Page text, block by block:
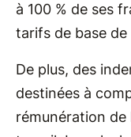
à 100 % de ses
tarifs de base de
De plus, des
destinées à
rémunération de